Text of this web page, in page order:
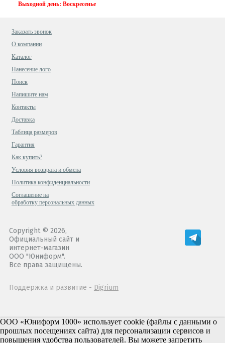
Выходной день: Воскресенье
Заказать звонок
О компании
Каталог
Нанесение лого
Поиск
Напишите нам
Контакты
Доставка
Таблица размеров
Гарантия
Как купить?
Условия возврата и обмена
Политика конфиденциальности
Cоглашение на
обработку персональных данных
Copyright © 2026,
Официальный сайт и
интернет-магазин
ООО "Юниформ".
Все права защищены.
Поддержка и развитие - Digrium
ООО «Юниформ 1000» использует cookie (файлы с данными о
прошлых посещениях сайта) для персонализации сервисов и
повышения удобства пользователей. Вы можете запретить